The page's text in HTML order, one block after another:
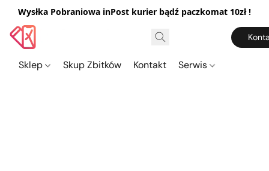
Wysłka Pobraniowa inPost kurier bądź paczkomat 10zł !
Sklep Skup Zbitków Kontakt Serwis